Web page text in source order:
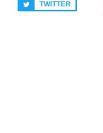
TWITTER